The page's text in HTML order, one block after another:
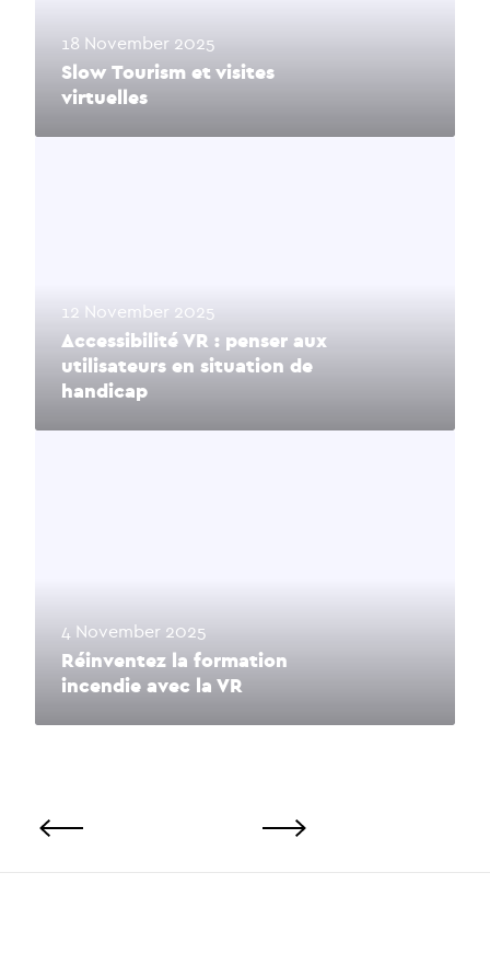
18 November 2025
Slow Tourism et visites
virtuelles
12 November 2025
Accessibilité VR : penser aux
utilisateurs en situation de
handicap
4 November 2025
Réinventez la formation
incendie avec la VR